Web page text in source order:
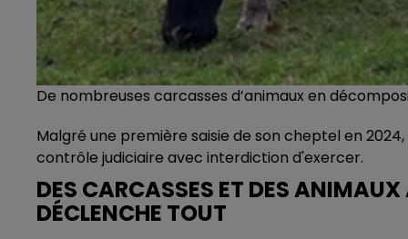
De nombreuses carcasses d’animaux en
Malgré une première saisie de son cheptel en
contrôle judiciaire avec interdiction d'exercer.
DES CARCASSES ET DES
DÉCLENCHE TOUT